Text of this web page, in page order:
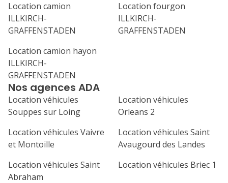
lu me je
2 3
7 8
14
21 22
28 29 30
Nos agences ADA
Location véhicules
Souppes sur Loing
Location véhicules
Orleans 2
Location véhicules Vaivre
et Montoille
Location véhicules Saint
Avaugourd des Landes
Location véhicules Saint
Abraham
Location véhicules Briec 1
Location camion
ILLKIRCH-
GRAFFENSTADEN
Location fourgon
ILLKIRCH-
GRAFFENSTADEN
Location camion hayon
ILLKIRCH-
GRAFFENSTADEN